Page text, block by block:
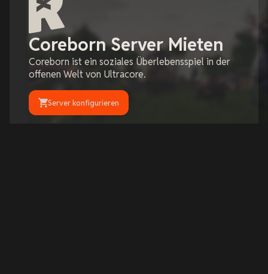
Coreborn Server Mieten
Coreborn ist ein soziales Überlebensspiel in der
offenen Welt von Ultracore.
Server konfigurieren